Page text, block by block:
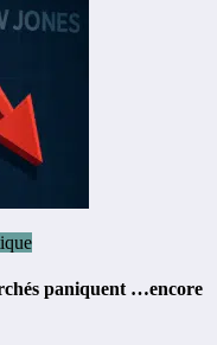
paniquent …encore